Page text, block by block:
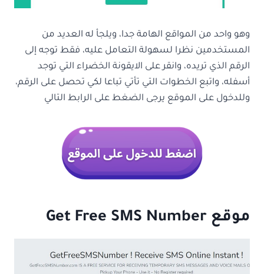
وهو واحد من المواقع الهامة جدا، ويلجأ له العديد من
المستخدمين نظرا لسهولة التعامل عليه، فقط توجه إلى
الرقم الذي تريده، وانقر على الايقونة الخضراء التي توجد
أسفله، واتبع الخطوات التي تأتي تباعا لكي تحصل على الرقم،
وللدخول على الموقع يرجى الضغط على الرابط التالي
موقع Get Free SMS Number